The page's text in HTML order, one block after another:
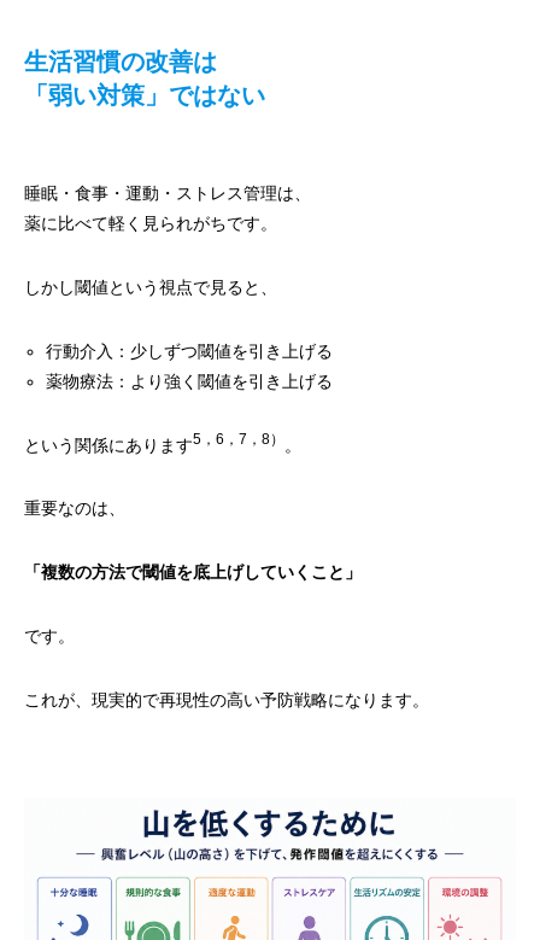
生活習慣の改善は
「弱い対策」ではない
睡眠・食事・運動・ストレス管理は、
薬に比べて軽く見られがちです。
しかし閾値という視点で見ると、
行動介入：少しずつ閾値を引き上げる
薬物療法：より強く閾値を引き上げる
という関係にあります5，6，7，8） 。
重要なのは、
「複数の方法で閾値を底上げしていくこと」
です。
これが、現実的で再現性の高い予防戦略になります。